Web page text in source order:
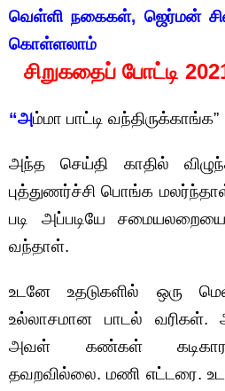
வெள்ளி நகைகள், ஜெர்மன்
கொள்ளலாம்
சிறுகதைப் போட்டி
“அம்மா பாட்டி வந்திருக்காங்க”
அந்த செய்தி காதில்
புத்துணர்ச்சி பொங்க
படி அப்படியே
வந்தாள்.
உடனே உதடுகளில் ஒரு
உல்லாசமான பாடல் வரிகள்.
அவள் கண்கள்
தவறவில்லை. மணி எட்டரை.